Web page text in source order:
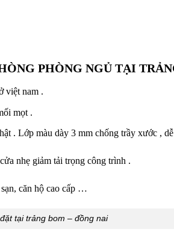
PHÒNG NGỦ TẠI
việt nam .
mọt .
. Lớp màu dày 3 mm chống trầy xước ,
nhẹ giảm tải trọng công trình .
căn hộ cao cấp …
tại trảng bom – đồng nai